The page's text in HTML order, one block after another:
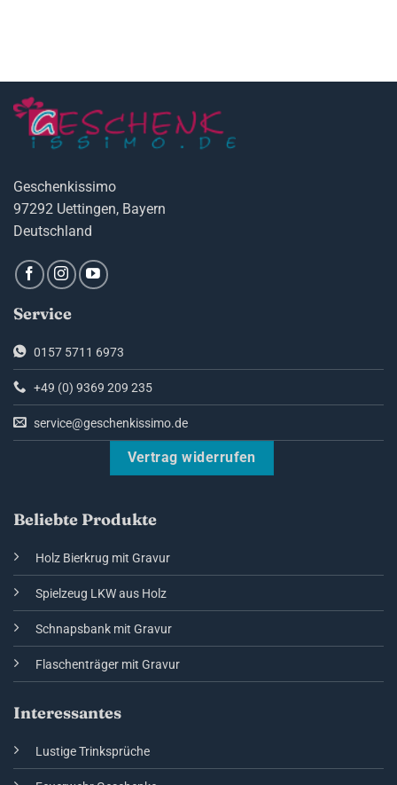
Geschenkissimo
97292 Uettingen, Bayern
Deutschland
Service
0157 5711 6973
+49 (0) 9369 209 235
service@geschenkissimo.de
Vertrag widerrufen
Beliebte Produkte
Holz Bierkrug mit Gravur
Spielzeug LKW aus Holz
Schnapsbank mit Gravur
Flaschenträger mit Gravur
Interessantes
Lustige Trinksprüche